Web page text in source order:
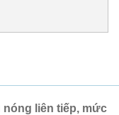
nóng liên tiếp, mức